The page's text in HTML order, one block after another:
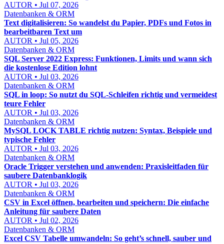
AUTOR • Jul 07, 2026
Datenbanken & ORM
Text digitalisieren: So wandelst du Papier, PDFs und Fotos in
bearbeitbaren Text um
AUTOR • Jul 05, 2026
Datenbanken & ORM
SQL Server 2022 Express: Funktionen, Limits und wann sich
die kostenlose Edition lohnt
AUTOR • Jul 03, 2026
Datenbanken & ORM
SQL in loop: So nutzt du SQL-Schleifen richtig und vermeidest
teure Fehler
AUTOR • Jul 03, 2026
Datenbanken & ORM
MySQL LOCK TABLE richtig nutzen: Syntax, Beispiele und
typische Fehler
AUTOR • Jul 03, 2026
Datenbanken & ORM
Oracle Trigger verstehen und anwenden: Praxisleitfaden für
saubere Datenbanklogik
AUTOR • Jul 03, 2026
Datenbanken & ORM
CSV in Excel öffnen, bearbeiten und speichern: Die einfache
Anleitung für saubere Daten
AUTOR • Jul 02, 2026
Datenbanken & ORM
Excel CSV Tabelle umwandeln: So geht’s schnell, sauber und